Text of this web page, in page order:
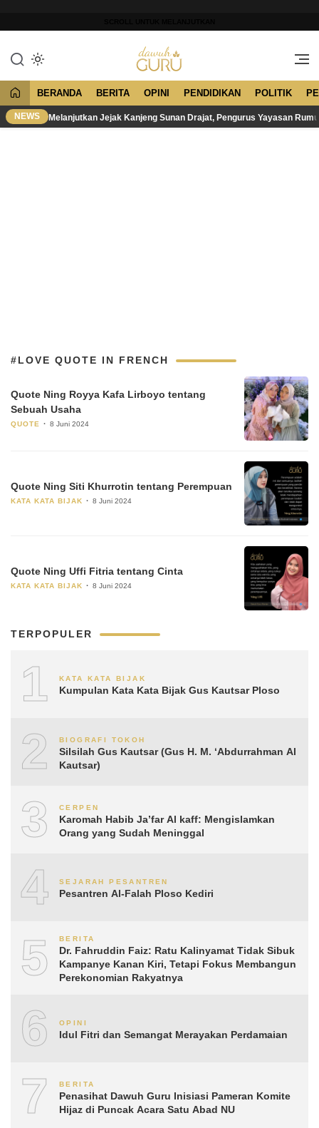
konten
Dawuh Guru
Merawat Tradisi, Membangun
BERANDA BERITA OPINI PENDIDIKAN POLITIK
NEWS Melanjutkan Jejak Kanjeng Sunan Drajat, Pengurus Yayasan
#LOVE QUOTE IN FRENCH
Quote Ning Royya Kafa Lirboyo tentang
Sebuah Usaha
QUOTE 8 Juni 2024
Quote Ning Siti Khurrotin tentang Perempuan
KATA KATA BIJAK 8 Juni 2024
Quote Ning Uffi Fitria tentang Cinta
KATA KATA BIJAK 8 Juni 2024
TERPOPULER
1 KATA KATA BIJAK
Kumpulan Kata Kata Bijak Gus Kautsar Ploso
2 BIOGRAFI TOKOH
Silsilah Gus Kautsar (Gus H. M. ‘Abdurrahman Al
Kautsar)
3 CERPEN
Karomah Habib Ja’far Al kaff: Mengislamkan
Orang yang Sudah Meninggal
4 SEJARAH PESANTREN
Pesantren Al-Falah Ploso Kediri
5 BERITA
Dr. Fahruddin Faiz: Ratu Kalinyamat Tidak Sibuk
Kampanye Kanan Kiri, Tetapi Fokus Membangun
Perekonomian Rakyatnya
6 OPINI
Idul Fitri dan Semangat Merayakan Perdamaian
7 BERITA
Penasihat Dawuh Guru Inisiasi Pameran Komite
Hijaz di Puncak Acara Satu Abad NU